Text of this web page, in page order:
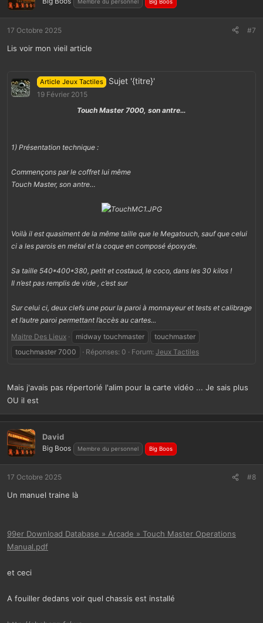
Membre du personnel Big Boos
17 Octobre 2025 #7
Lis voir mon vieil article
Article Jeux Tactiles Sujet '{titre}'
19 Février 2015
Touch Master 7000, son antre…
1) Présentation technique :
Commençons par le coffret lui même
Touch Master, son antre…
Voilà il est quasiment de la même taille que le Megatouch, sauf que celui
ci a les parois en métal et la coque en composé époxyde.
Sa taille 540*400*380, petit et costaud, le coco, dans les 30 kilos !
Il n’est pas remplis de vide , c’est sur
Sur celui ci, deux clefs une pour la paroi à monnayeur et tests et calibrage
et l’autre paroi permettant l’accès au cartes...
Maitre Des Lieux
midway touchmaster
touchmaster
touchmaster 7000
Réponses: 0 Forum: Jeux Tactiles
Mais j'avais pas répertorié l'alim pour la carte vidéo ... Je sais plus
OU il est
David
Big Boos Membre du personnel Big Boos
17 Octobre 2025 #8
Un manuel traine là
99er Download Database » Arcade » Touch Master Operations
Manual.pdf
et ceci
A fouiller dedans voir quel chassis est installé